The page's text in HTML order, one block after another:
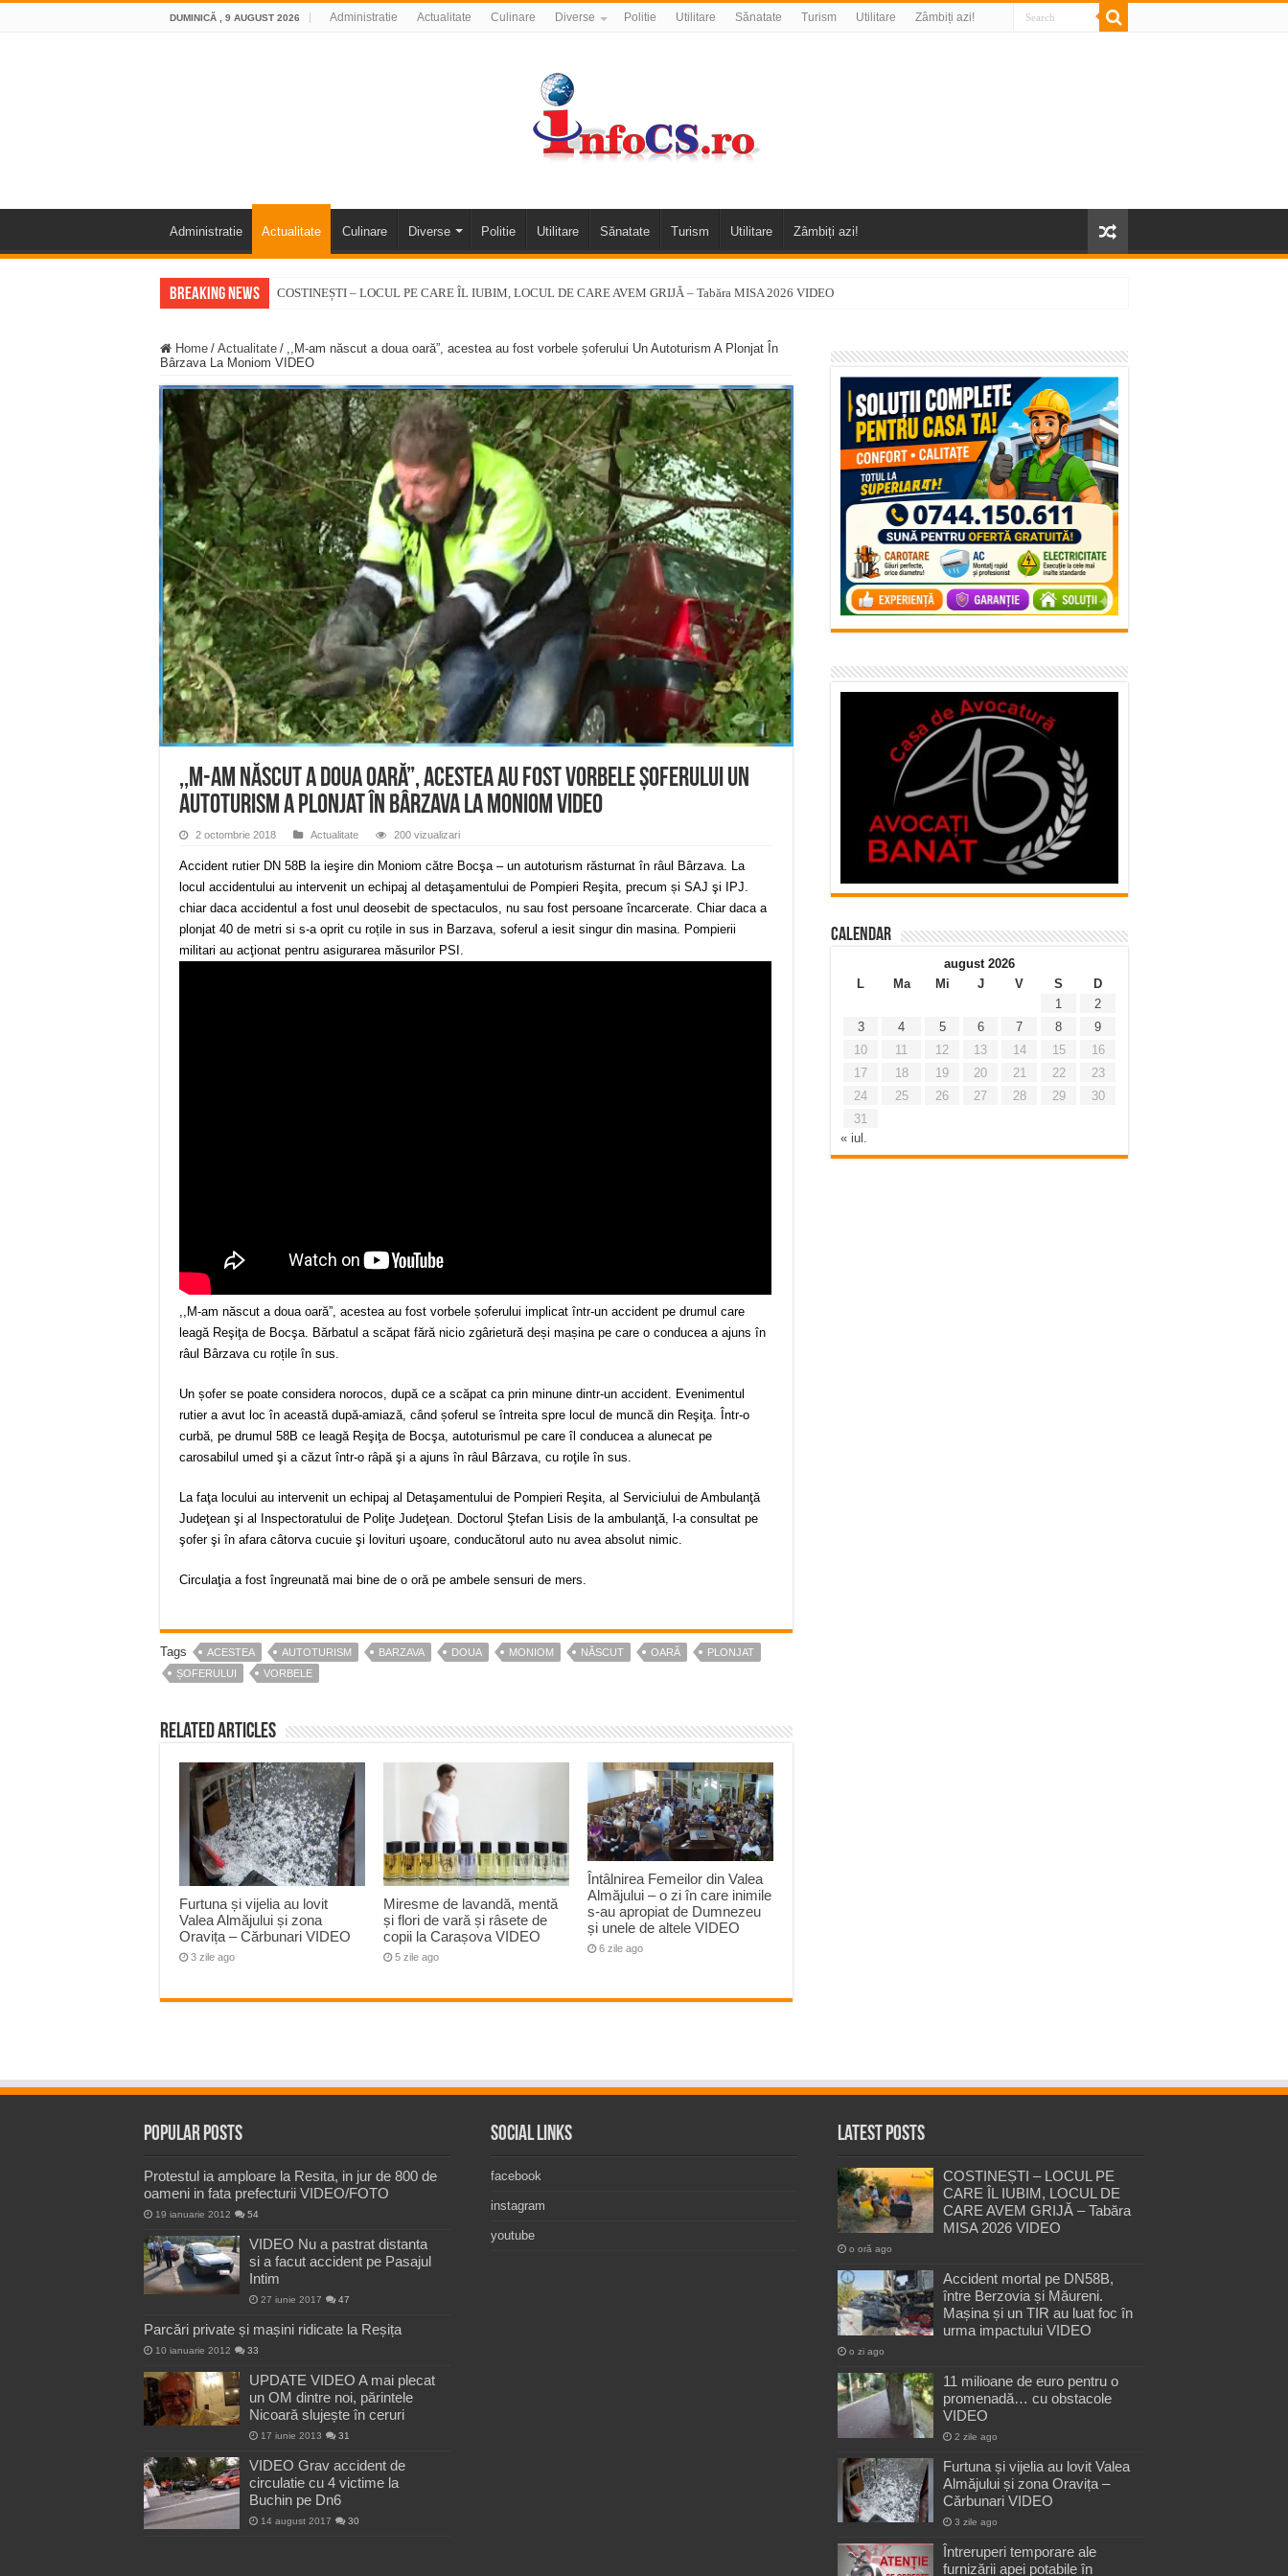
DUMINICĂ , 9 AUGUST 2026 Administratie Actualitate Culinare Diverse Politie Utilitare Sănatate Turism Utilitare Zâmbiți azi!
Administratie Actualitate Culinare Diverse Politie Utilitare Sănatate Turism Utilitare Zâmbiți azi!
Breaking News COSTINEȘTI – LOCUL PE CARE ÎL IUBIM, LOCUL DE CARE AVEM GRIJĂ – Tabăra MISA 2026 VIDEO
11 milioane de euro pentru o promenadă… cu obstacole VIDEO
Furtuna și vijelia au lovit Valea Almăjului și zona Oravița – Cărbunari VIDEO
Întreruperi temporare ale furnizării apei potabile în Bocșa Română, în data de 6 august 2026
ANUNŢ OPRIRE ANUNŢ OPRIRE APĂ în ORAVIȚA – 05.08.2026 – avarie
Anunț important – Închidere temporară Podul de Piatră din Herculane
Ștrandul Termal Ring din Oravița – locul unde natura a ascuns un izvor de sănătate VIDEO
Miresme de lavandă, mentă și flori de vară și râsete de copii la Carașova VIDEO
ANUNȚ OPRIRE APĂ în Reșița – avarie – 04.08.2026 – str. Văliugului și Plastomet
Home / Actualitate / ,,M-am născut a doua oară”, acestea au fost vorbele șoferului Un Autoturism A Plonjat În
Bârzava La Moniom VIDEO
,,M-am născut a doua oară”, acestea au fost vorbele șoferului Un
Autoturism A Plonjat În Bârzava La Moniom VIDEO
2 octombrie 2018 Actualitate 200 vizualizari
Accident rutier DN 58B la ieşire din Moniom către Bocşa – un autoturism răsturnat în râul Bârzava. La
locul accidentului au intervenit un echipaj al detaşamentului de Pompieri Reşita, precum și SAJ şi IPJ.
chiar daca accidentul a fost unul deosebit de spectaculos, nu sau fost persoane încarcerate. Chiar daca a
plonjat 40 de metri si s-a oprit cu roțile in sus in Barzava, soferul a iesit singur din masina. Pompierii
militari au acţionat pentru asigurarea măsurilor PSI.
,,M-am născut a doua oară”, acestea au fost vorbele șoferului implicat într-un accident pe drumul care
leagă Reşiţa de Bocşa. Bărbatul a scăpat fără nicio zgârietură deși mașina pe care o conducea a ajuns în
râul Bârzava cu roțile în sus.
Un șofer se poate considera norocos, după ce a scăpat ca prin minune dintr-un accident. Evenimentul
rutier a avut loc în această după-amiază, când șoferul se întreita spre locul de muncă din Reşiţa. Într-o
curbă, pe drumul 58B ce leagă Reşiţa de Bocşa, autoturismul pe care îl conducea a alunecat pe
carosabilul umed şi a căzut într-o râpă şi a ajuns în râul Bârzava, cu roţile în sus.
La faţa locului au intervenit un echipaj al Detaşamentului de Pompieri Reşita, al Serviciului de Ambulanţă
Judeţean şi al Inspectoratului de Poliţe Judeţean. Doctorul Ştefan Lisis de la ambulanţă, l-a consultat pe
şofer şi în afara câtorva cucuie şi lovituri uşoare, conducătorul auto nu avea absolut nimic.
Circulaţia a fost îngreunată mai bine de o oră pe ambele sensuri de mers.
Tags ACESTEA AUTOTURISM BARZAVA DOUA MONIOM NĂSCUT OARĂ
PLONJAT
ȘOFERULUI
VORBELE
Related Articles
Furtuna și vijelia au lovit
Valea Almăjului și zona
Oravița – Cărbunari VIDEO
3 zile ago
Miresme de lavandă, mentă
și flori de vară și râsete de
copii la Carașova VIDEO
5 zile ago
Întâlnirea Femeilor din Valea
Almăjului – o zi în care inimile
s-au apropiat de Dumnezeu
și unele de altele VIDEO
6 zile ago
Calendar
august 2026
L
Ma Mi J V S
D
1
2
3
4 5 6 7 8
9
10
11 12 13 14 15
16
17
18 19 20 21 22
23
24
25 26 27 28 29
30
31
« iul.
Popular Posts
Protestul ia amploare la Resita, in jur de 800 de
oameni in fata prefecturii VIDEO/FOTO
19 ianuarie 2012 54
VIDEO Nu a pastrat distanta
si a facut accident pe Pasajul
Intim
27 iunie 2017 47
Parcări private și mașini ridicate la Reșița
10 ianuarie 2012 33
UPDATE VIDEO A mai plecat
un OM dintre noi, părintele
Nicoară slujește în ceruri
17 iunie 2013 31
VIDEO Grav accident de
circulatie cu 4 victime la
Buchin pe Dn6
14 august 2017 30
Social Links
facebook
instagram
youtube
Latest Posts
COSTINEȘTI – LOCUL PE
CARE ÎL IUBIM, LOCUL DE
CARE AVEM GRIJĂ – Tabăra
MISA 2026 VIDEO
o oră ago
Accident mortal pe DN58B,
între Berzovia și Măureni.
Mașina și un TIR au luat foc în
urma impactului VIDEO
o zi ago
11 milioane de euro pentru o
promenadă… cu obstacole
VIDEO
2 zile ago
Furtuna și vijelia au lovit Valea
Almăjului și zona Oravița –
Cărbunari VIDEO
3 zile ago
Întreruperi temporare ale
furnizării apei potabile în